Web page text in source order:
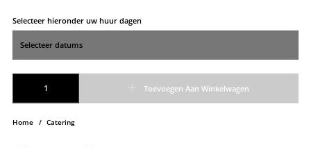
Home / Catering
Selecteer hieronder uw huur dagen
Thermobox aantal
Toevoegen Aan Winkelwagen